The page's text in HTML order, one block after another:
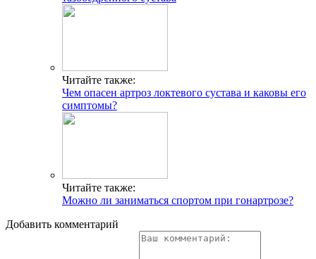
Читайте также:
Чем опасен артроз локтевого сустава и каковы его
симптомы?
Читайте также:
Можно ли заниматься спортом при гонартрозе?
Добавить комментарий